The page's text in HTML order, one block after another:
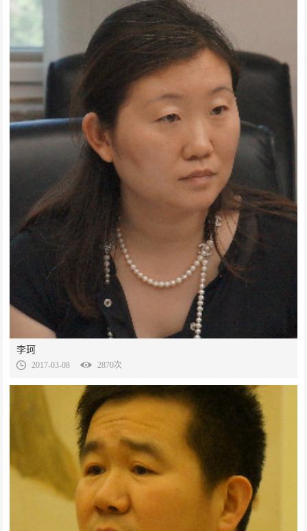
李珂
2017-03-08 2870次